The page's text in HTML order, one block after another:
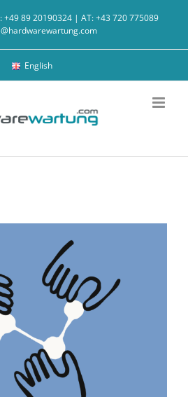
+49 89 20190324 | AT: +43 720 775089
English